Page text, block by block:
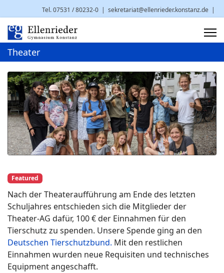
Tel. 07531 / 80232-0 | sekretariat@ellenrieder.konstanz.de |
Brauneggerstr. 29 | 78462 Konstanz
Theater
Featured
Nach der Theateraufführung am Ende des letzten
Schuljahres entschieden sich die Mitglieder der
Theater-AG dafür, 100 € der Einnahmen für den
Tierschutz zu spenden. Unsere Spende ging an den
Deutschen Tierschutzbund. Mit den restlichen
Einnahmen wurden neue Requisiten und technisches
Equipment angeschafft.